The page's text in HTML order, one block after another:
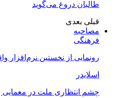
طالبان دروغ می‌گوید
قبلی بعدی
مصاحبه
فرهنگی
رونمایی از نخستین نرم‌افزار
اسلایدر
چشم انتظاری ملت در معمایی به نام پروژه ۷۱۵